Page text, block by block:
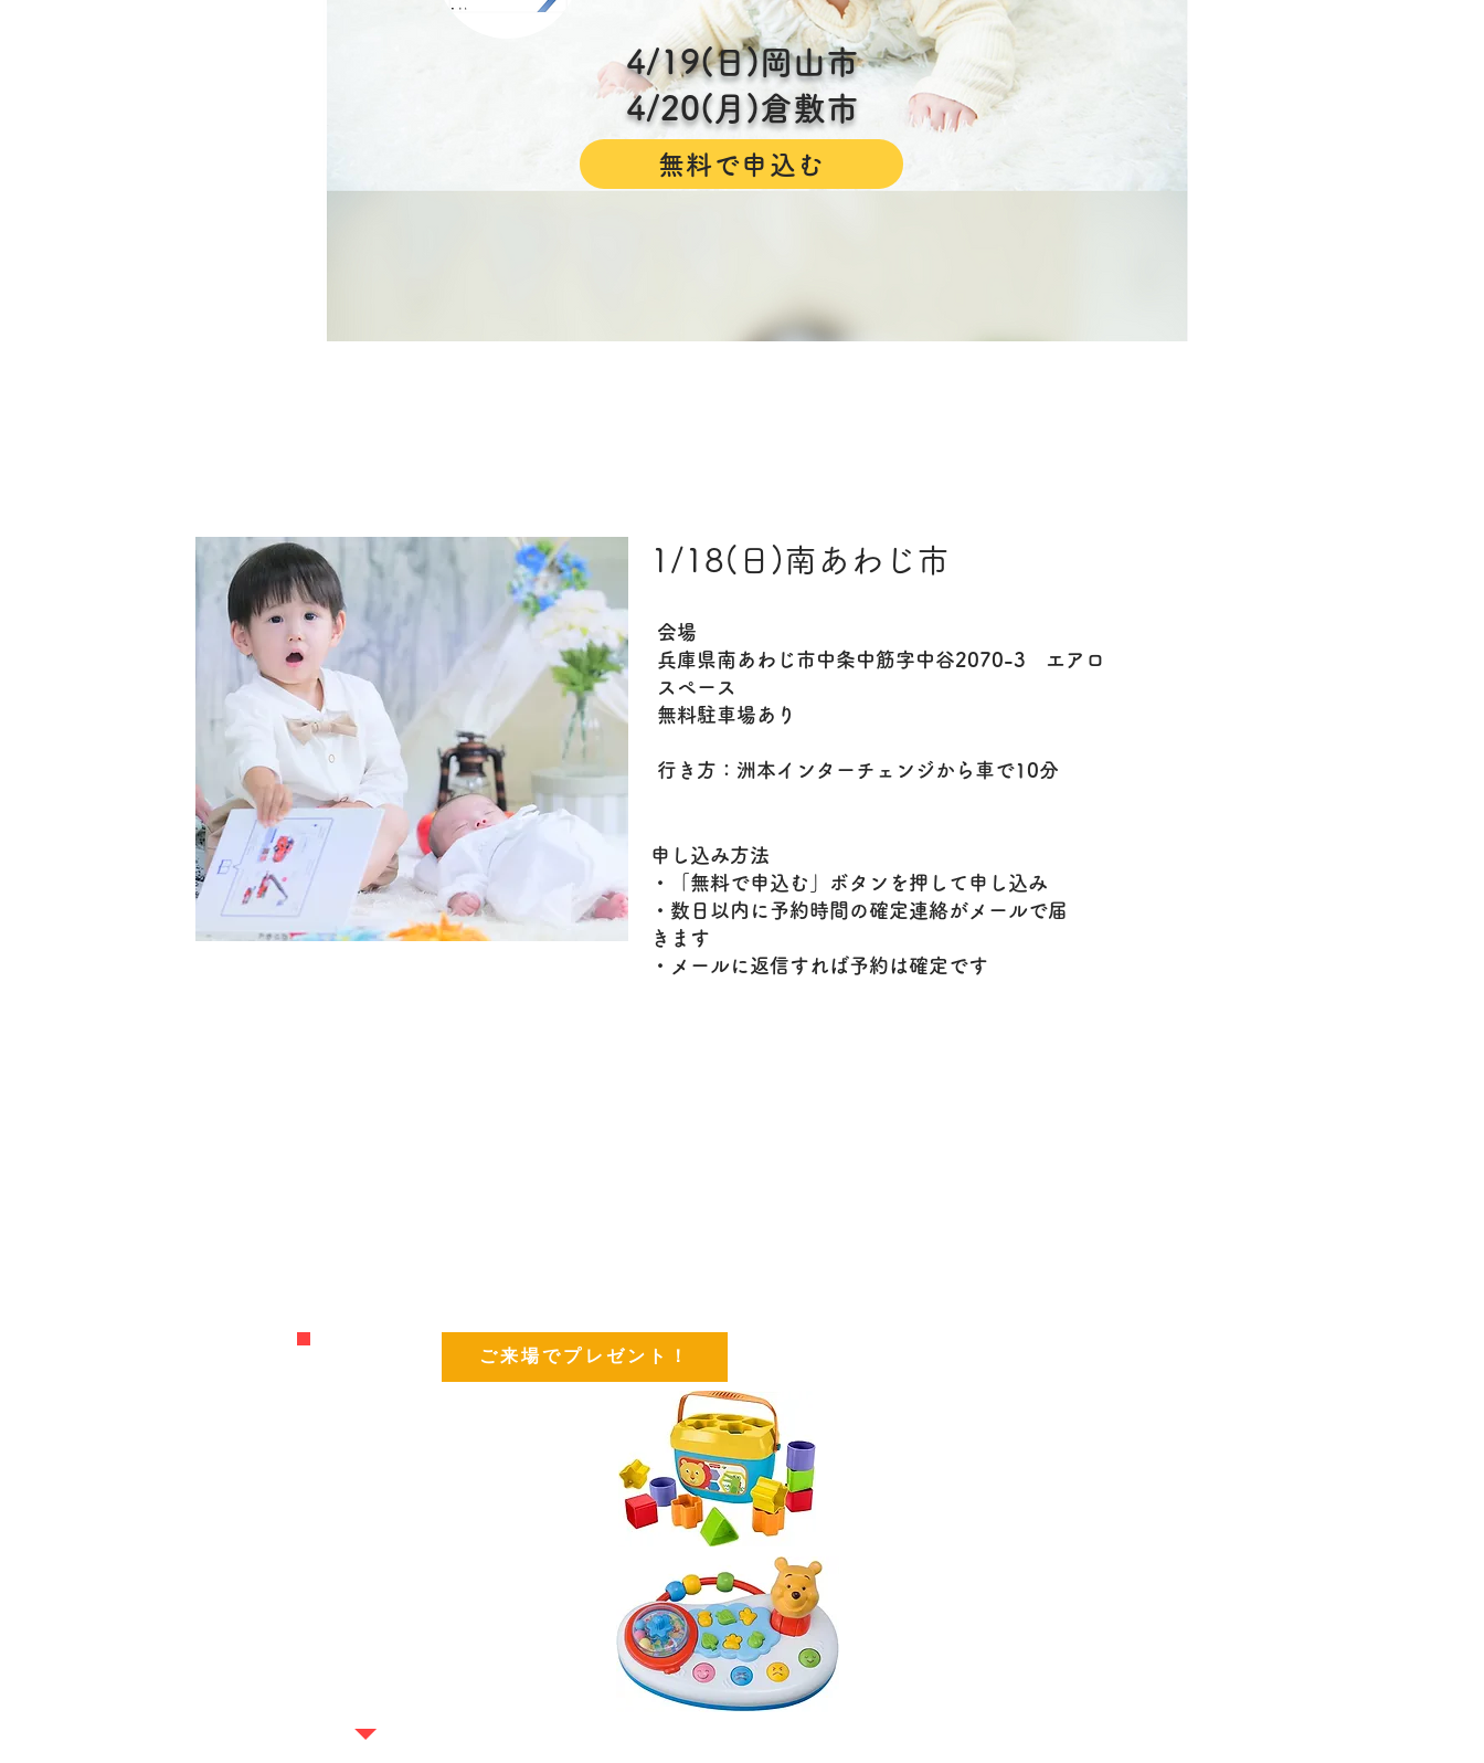
4/19(日)岡山市
4/20(月)倉敷市
無料で申込む
申し込み方法
・「無料で申込む」ボタンを押して申し込み
・数日以内に予約時間の確定連絡がメールで届
きます
​・メールに返信すれば予約は確定です
1/18(日)南あわじ市
​会場
兵庫県南あわじ市中条中筋字中谷2070-3 エアロ
スペース
無料駐車場あり
行き方：洲本インターチェンジから車で10分
ご来場でプレゼント！